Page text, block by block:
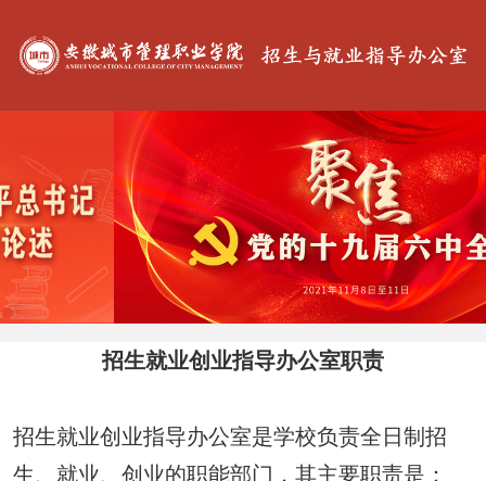
招生就业创业指导办公室职责
招生就业创业指导办公室是学校负责全日制招
生、就业、创业的职能部门，其主要职责是：